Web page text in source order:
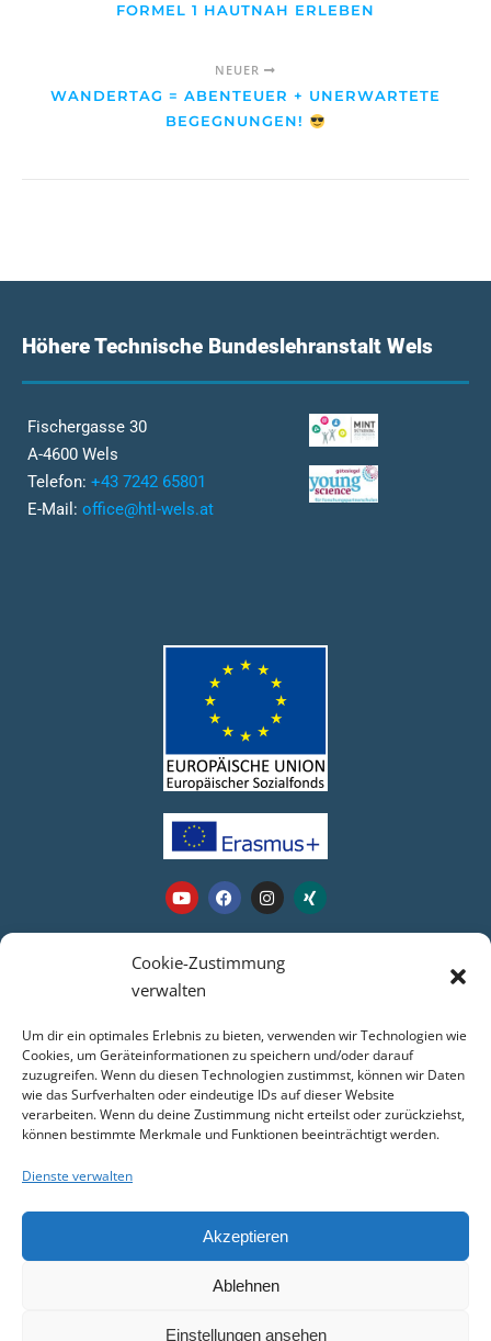
Cookie-Zustimmung
verwalten
Um dir ein optimales Erlebnis zu bieten, verwenden wir Technologien wie
Cookies, um Geräteinformationen zu speichern und/oder darauf
zuzugreifen. Wenn du diesen Technologien zustimmst, können wir Daten
wie das Surfverhalten oder eindeutige IDs auf dieser Website
verarbeiten. Wenn du deine Zustimmung nicht erteilst oder zurückziehst,
können bestimmte Merkmale und Funktionen beeinträchtigt werden.
Dienste verwalten
Akzeptieren
Ablehnen
Einstellungen ansehen
FORMEL 1 HAUTNAH ERLEBEN
NEUER
WANDERTAG = ABENTEUER + UNERWARTETE
BEGEGNUNGEN!
Höhere Technische Bundeslehranstalt Wels
Fischergasse 30
A-4600 Wels
Telefon: +43 7242 65801
E-Mail: office@htl-wels.at
Kontakt
Impressum
Datenschutz
COOKIE-RICHTLINIE (EU)